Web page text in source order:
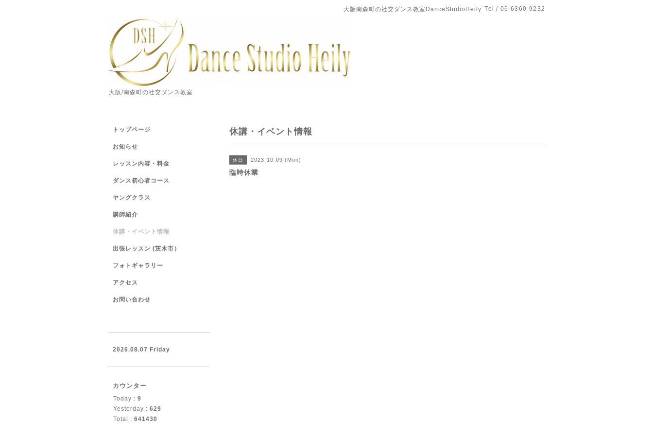
大阪南森町の社交ダンス教室DanceStudioHeily Tel / 06-6360-9232
大阪/南森町の社交ダンス教室
休講・イベント情報
休日 2023-10-09 (Mon)
臨時休業
トップページ
お知らせ
レッスン内容・料金
ダンス初心者コース
ヤングクラス
講師紹介
休講・イベント情報
出張レッスン (茨木市）
フォトギャラリー
アクセス
お問い合わせ
2026.08.07 Friday
カウンター
Today : 9
Yesterday : 629
Total : 641430